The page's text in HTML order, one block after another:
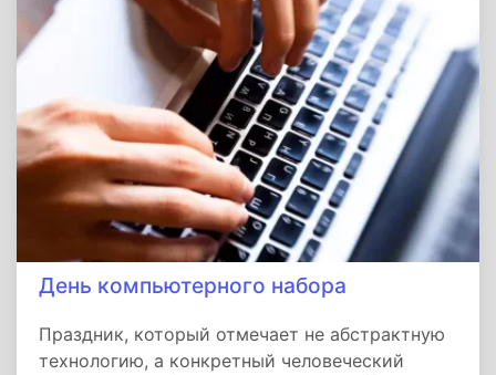
климата до самой возможности жизни. Этот
день призывает нас ценить хрупкую
динамическую гармонию нашего мира, частью
которой мы являемся.
День компьютерного набора
Праздник, который отмечает не абстрактную
технологию, а конкретный человеческий